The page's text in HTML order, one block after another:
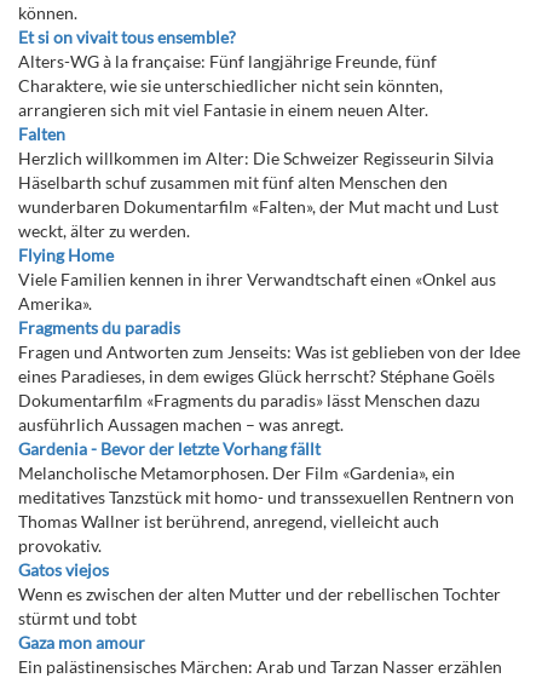
können.
Et si on vivait tous ensemble?
Alters-WG à la française: Fünf langjährige Freunde, fünf
Charaktere, wie sie unterschiedlicher nicht sein könnten,
arrangieren sich mit viel Fantasie in einem neuen Alter.
Falten
Herzlich willkommen im Alter: Die Schweizer Regisseurin Silvia
Häselbarth schuf zusammen mit fünf alten Menschen den
wunderbaren Dokumentarfilm «Falten», der Mut macht und Lust
weckt, älter zu werden.
Flying Home
Viele Familien kennen in ihrer Verwandtschaft einen «Onkel aus
Amerika».
Fragments du paradis
Fragen und Antworten zum Jenseits: Was ist geblieben von der Idee
eines Paradieses, in dem ewiges Glück herrscht? Stéphane Goëls
Dokumentarfilm «Fragments du paradis» lässt Menschen dazu
ausführlich Aussagen machen – was anregt.
Gardenia - Bevor der letzte Vorhang fällt
Melancholische Metamorphosen. Der Film «Gardenia», ein
meditatives Tanzstück mit homo- und transsexuellen Rentnern von
Thomas Wallner ist berührend, anregend, vielleicht auch
provokativ.
Gatos viejos
Wenn es zwischen der alten Mutter und der rebellischen Tochter
stürmt und tobt
Gaza mon amour
Ein palästinensisches Märchen: Arab und Tarzan Nasser erzählen